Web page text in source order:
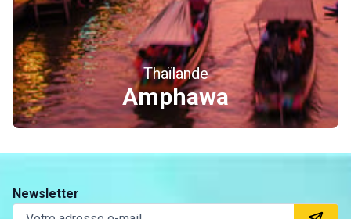
Thaïlande
Ayutthaya
Newsletter